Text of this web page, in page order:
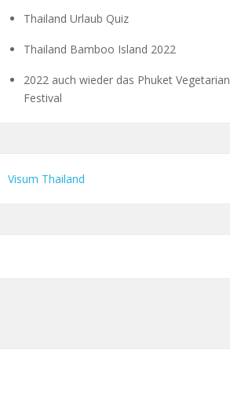
Thailand Urlaub Quiz
Thailand Bamboo Island 2022
2022 auch wieder das Phuket Vegetarian
Festival
Visum Thailand